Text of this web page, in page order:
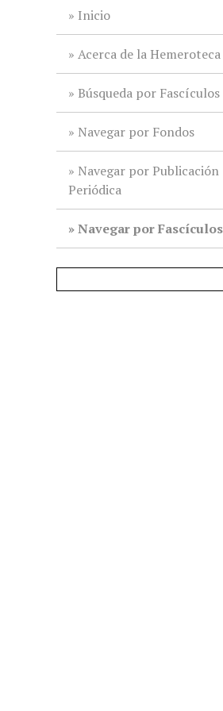
Inicio
Acerca de la Hemeroteca
Búsqueda por Fascículos
Navegar por Fondos
Navegar por Publicación
Periódica
Navegar por Fascículos